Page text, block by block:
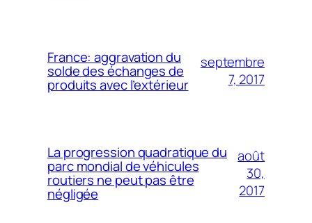
France: aggravation du
solde des échanges de
produits avec l’extérieur
septembre
7, 2017
La progression quadratique du
parc mondial de véhicules
routiers ne peut pas être
négligée
août
30,
2017